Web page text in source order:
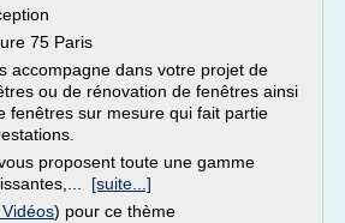
75 Paris
accompagne dans votre projet de
ou de rénovation de fenêtres ainsi
fenêtres sur mesure qui fait partie
proposent toute une gamme
[suite...]
) pour ce thème